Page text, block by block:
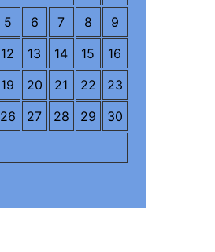
5 6 7 8
9
12 13 14 15
16
19 20 21 22
23
26 27 28 29
30